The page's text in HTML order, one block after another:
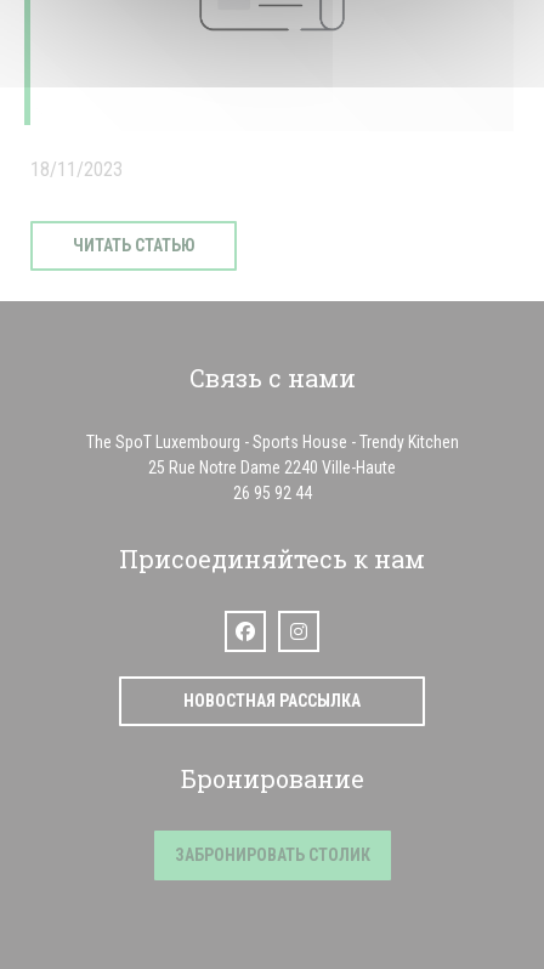
18/11/2023
ЧИТАТЬ СТАТЬЮ((ОТКРЫВАЕТСЯ В НОВОМ ОКНЕ))
Связь с нами
The SpoT Luxembourg - Sports House - Trendy Kitchen
25 Rue Notre Dame 2240 Ville-Haute
26 95 92 44
Присоединяйтесь к нам
Facebook ((открывается в новом окне))
Instagram ((открывается в новом
НОВОСТНАЯ РАССЫЛКА
Бронирование
ЗАБРОНИРОВАТЬ СТОЛИК